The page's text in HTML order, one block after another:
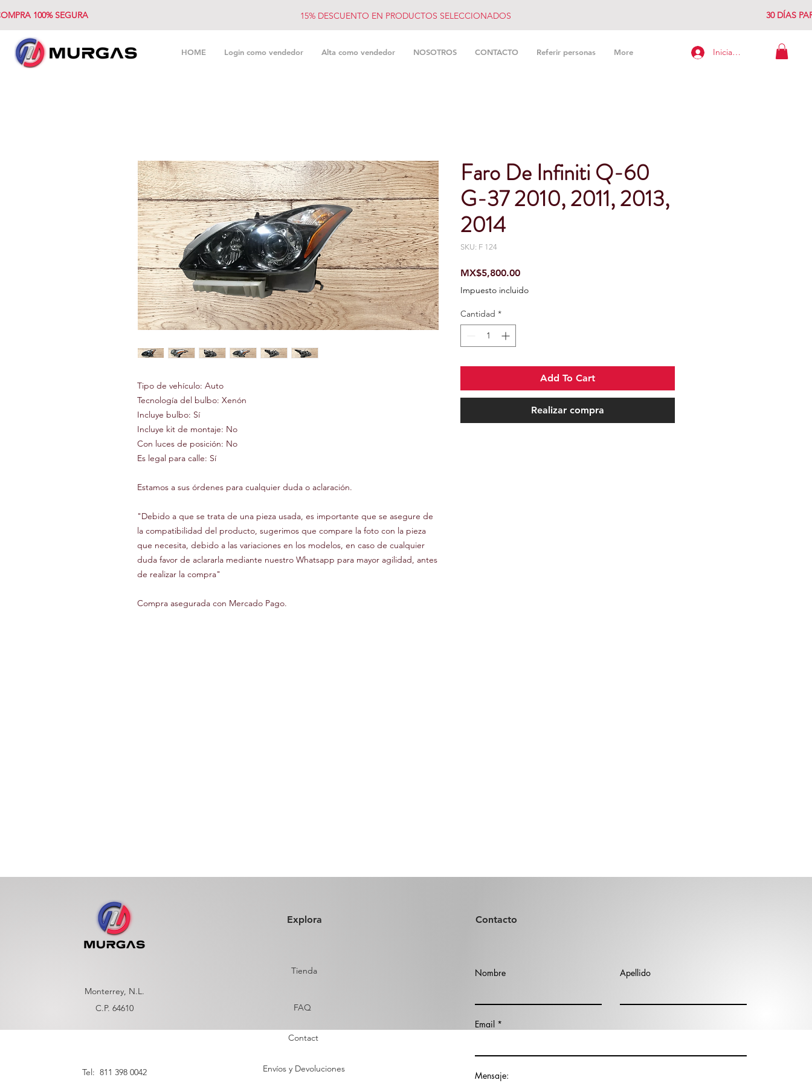
100% SEGURA 15% DESCUENTO EN PRODUCTOS SELECCIONADOS 30 DÍAS
HOME Login como vendedor Alta como vendedor NOSOTROS CONTACTO Referir personas More Iniciar sesión
Tipo de vehículo: Auto
Tecnología del bulbo: Xenón
Incluye bulbo: Sí
Incluye kit de montaje: No
Con luces de posición: No
Es legal para calle: Sí
Estamos a sus órdenes para cualquier duda o aclaración.
"Debido a que se trata de una pieza usada, es importante que se asegure de
la compatibilidad del producto, sugerimos que compare la foto con la pieza
que necesita, debido a las variaciones en los modelos, en caso de cualquier
duda favor de aclararla mediante nuestro Whatsapp para mayor agilidad, antes
de realizar la compra"
Compra asegurada con Mercado Pago.
Faro De Infiniti Q-60
G-37 2010, 2011, 2013,
2014
SKU: F 124
MX$5,800.00Precio
Impuesto incluido
Cantidad *
Add To Cart
Realizar compra
Explora
Tienda
Monterrey, N.L.
C.P. 64610
FAQ
Contact
Tel: 811 398 0042 Envíos y Devoluciones
Contacto
Nombre Apellido
Email
Mensaje: